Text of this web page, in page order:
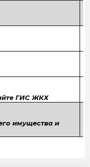
ГИС ЖКХ
имущества и